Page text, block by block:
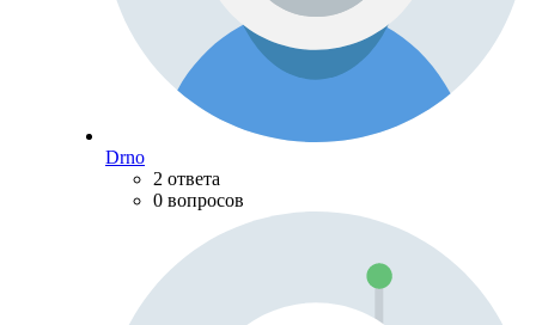
Drno
2 ответа
0 вопросов